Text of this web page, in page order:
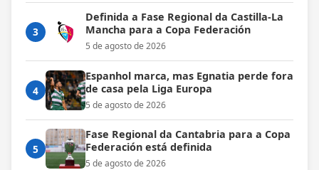
3
Definida a Fase Regional da Castilla-La
Mancha para a Copa Federación
5 de agosto de 2026
4
Espanhol marca, mas Egnatia perde fora
de casa pela Liga Europa
5 de agosto de 2026
5
Fase Regional da Cantabria para a Copa
Federación está definida
5 de agosto de 2026